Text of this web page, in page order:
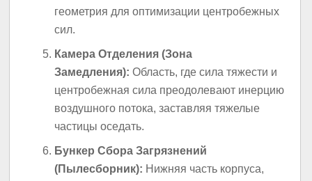
геометрия для оптимизации центробежных
сил.
Камера Отделения (Зона
Замедления): Область, где сила тяжести и
центробежная сила преодолевают инерцию
воздушного потока, заставляя тяжелые
частицы оседать.
Бункер Сбора Загрязнений
(Пылесборник): Нижняя часть корпуса,